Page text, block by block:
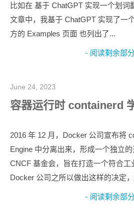
比如在 基于 ChatGPT 实现一个划词
文章中，我基于 ChatGPT 实现了一
方的 Examples 页面 也列出了...
- 阅读剩余部
June 24, 2023
容器运行时 containerd
2016 年 12 月，Docker 公司宣布将
Engine 中分离出来，形成一个独立
CNCF 基金会，旨在打造一个符合工
Docker 公司之所以做出这样的决定
- 阅读剩余部